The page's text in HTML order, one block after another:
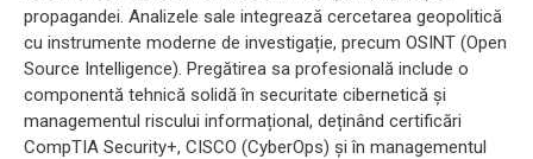
propagandei. Analizele sale integrează cercetarea geopolitică
cu instrumente moderne de investigație, precum OSINT (Open
Source Intelligence). Pregătirea sa profesională include o
componentă tehnică solidă în securitate cibernetică și
managementul riscului informațional, deținând certificări
CompTIA Security+, CISCO (CyberOps) și în managementul